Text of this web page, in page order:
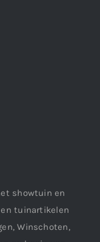
showtuin en
tuinartikelen
Winschoten,